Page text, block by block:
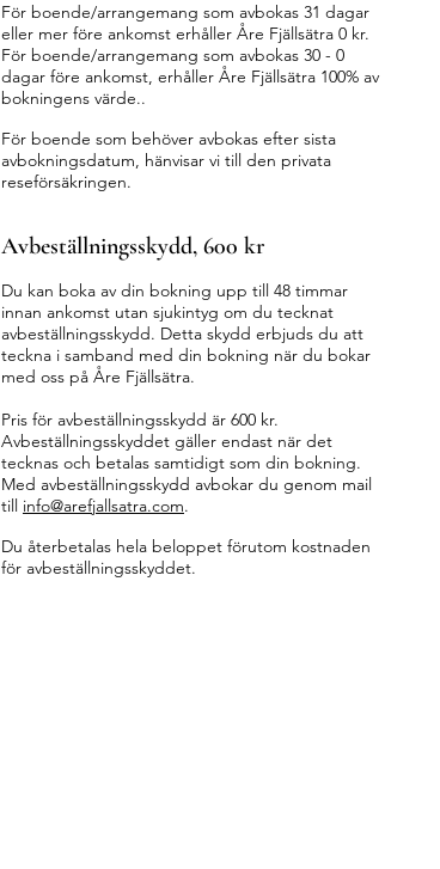
För boende/arrangemang som avbokas 31 dagar
eller mer före ankomst erhåller Åre Fjällsätra 0 kr.
För boende/arrangemang som avbokas 30 - 0
dagar före ankomst, erhåller Åre Fjällsätra 100% av
bokningens värde..
För boende som behöver avbokas efter sista
avbokningsdatum, hänvisar vi till den privata
reseförsäkringen.
Avbeställningsskydd, 600 kr
Du kan boka av din bokning upp till 48 timmar
innan ankomst utan sjukintyg om du tecknat
avbeställningsskydd. Detta skydd erbjuds du att
teckna i samband med din bokning när du bokar
med oss på Åre Fjällsätra.
Pris för avbeställningsskydd är 600 kr.
Avbeställningsskyddet gäller endast när det
tecknas och betalas samtidigt som din bokning.
Med avbeställningsskydd avbokar du genom mail
till info@arefjallsatra.com.
Du återbetalas hela beloppet förutom kostnaden
för avbeställningsskyddet.